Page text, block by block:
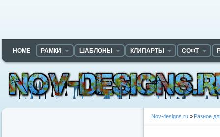
HOME РАМКИ ШАБЛОНЫ КЛИПАРТЫ СОФТ
Nov-designs.ru » Разное